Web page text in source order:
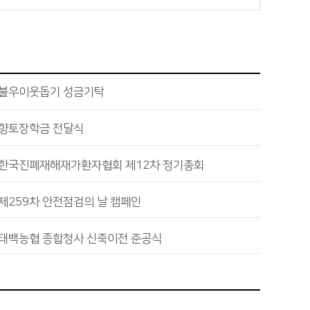
우이웃돕기 성금기탁
토장학금 전달식
국진폐재해재가환자협회 제12차 정기총회
259차 안전점검의 날 캠페인
백농협 종합청사 신축이전 준공식